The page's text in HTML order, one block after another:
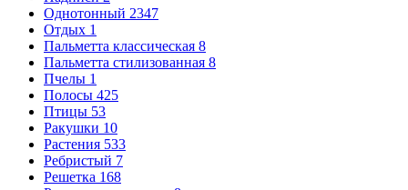
Однотонный 2347
Отдых 1
Пальметта классическая 8
Пальметта стилизованная 8
Пчелы 1
Полосы 425
Птицы 53
Ракушки 10
Растения 533
Ребристый 7
Решетка 168